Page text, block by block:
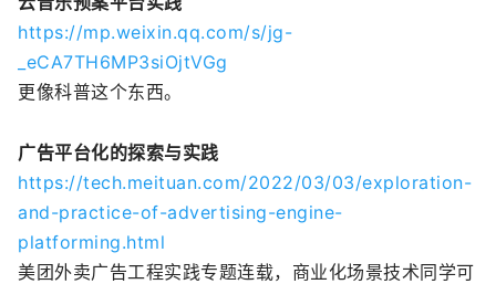
https://mp.weixin.qq.com/s/jg-
_eCA7TH6MP3siOjtVGg
更像科普这个东西。
广告平台化的探索与实践
https://tech.meituan.com/2022/03/03/exploration-
and-practice-of-advertising-engine-
platforming.html
美团外卖广告工程实践专题连载，商业化场景技术同学可